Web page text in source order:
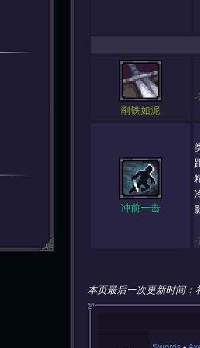
削铁如泥
-
冲前一击
-
本页最后一次更新时间：